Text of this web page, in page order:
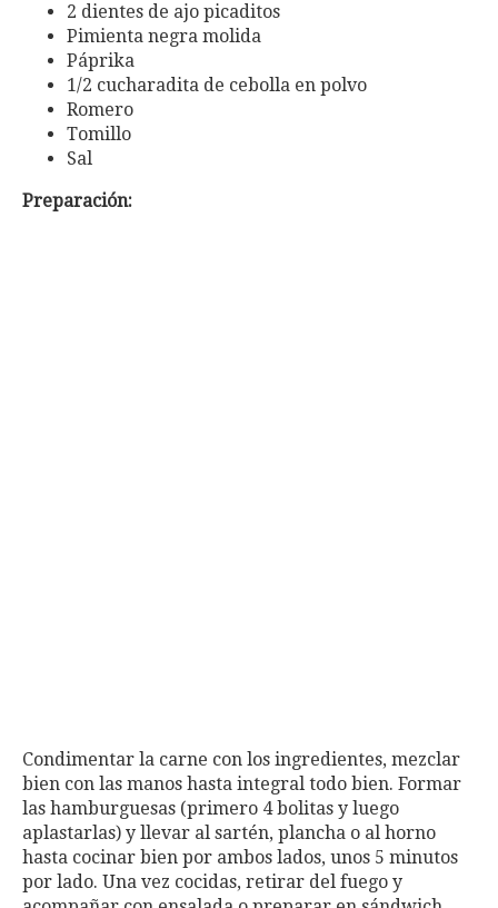
2 dientes de ajo picaditos
Pimienta negra molida
Páprika
1/2 cucharadita de cebolla en polvo
Romero
Tomillo
Sal
Preparación:
Condimentar la carne con los ingredientes, mezclar
bien con las manos hasta integral todo bien. Formar
las hamburguesas (primero 4 bolitas y luego
aplastarlas) y llevar al sartén, plancha o al horno
hasta cocinar bien por ambos lados, unos 5 minutos
por lado. Una vez cocidas, retirar del fuego y